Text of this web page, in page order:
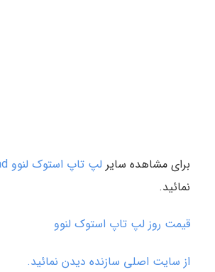
برای مشاهده سایر لپ تاپ استوک لنوو Thinkpad
نمائید.
قیمت روز لپ تاپ استوک لنوو
از سایت اصلی سازنده دیدن نمائید.